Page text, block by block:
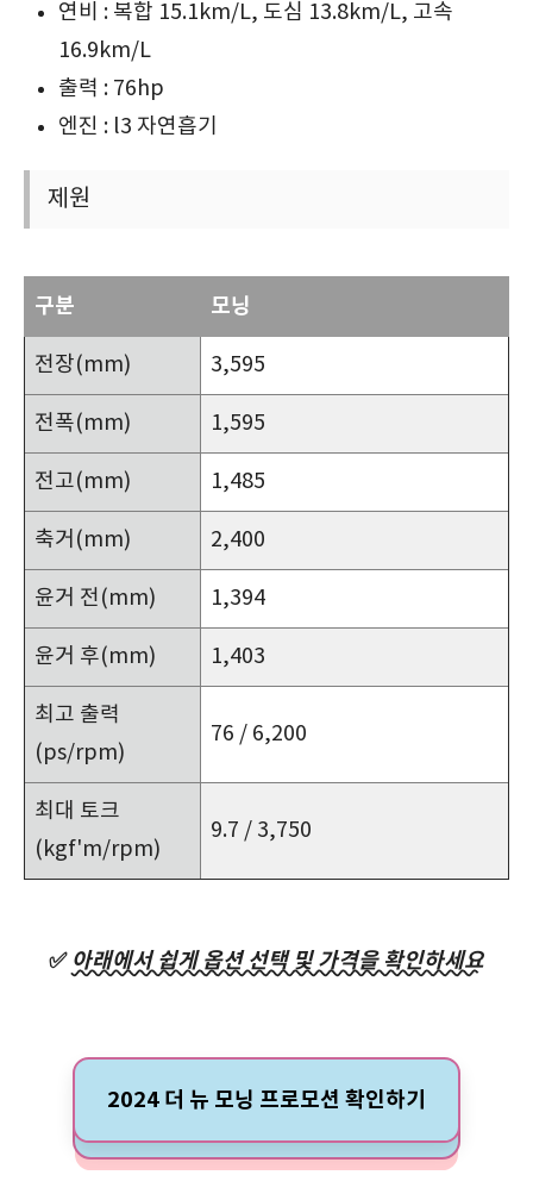
연비 : 복합 15.1km/L, 도심 13.8km/L, 고속
16.9km/L
출력 : 76hp
엔진 : l3 자연흡기
제원
구분 모닝
전장(mm) 3,595
전폭(mm) 1,595
전고(mm) 1,485
축거(mm) 2,400
윤거 전(mm) 1,394
윤거 후(mm) 1,403
최고 출력
(ps/rpm)
76 / 6,200
최대 토크
(kgf'm/rpm)
9.7 / 3,750
✅ 아래에서 쉽게 옵션 선택 및 가격을 확인하세요
2024 더 뉴 모닝 프로모션 확인하기